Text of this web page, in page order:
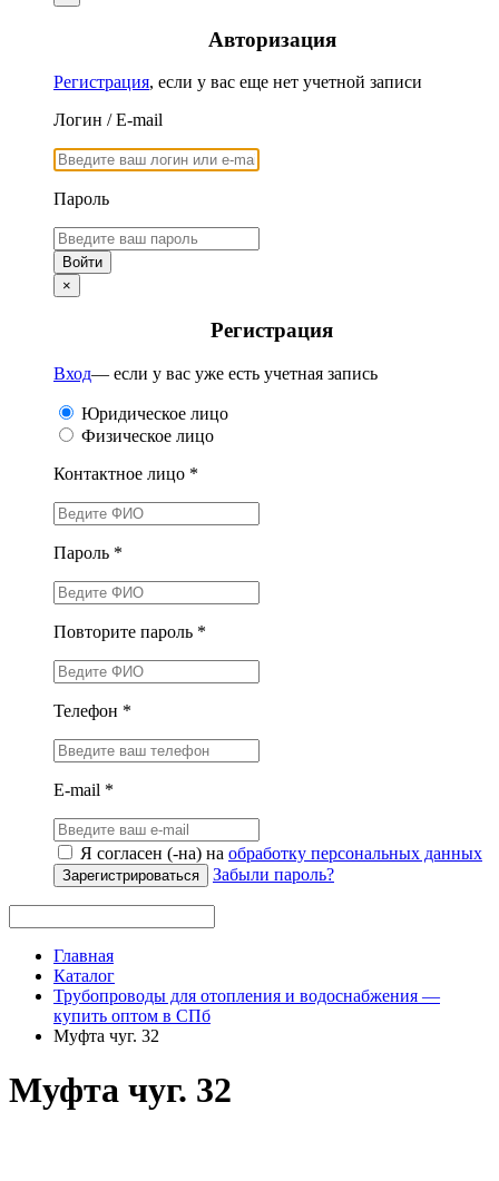
Авторизация
Регистрация, если у вас еще нет учетной записи
Логин / E-mail
Пароль
×
Регистрация
Вход— если у вас уже есть учетная запись
Юридическое лицо
Физическое лицо
Контактное лицо *
Пароль *
Повторите пароль *
Телефон *
E-mail *
Я согласен (-на) на обработку персональных данных
Зарегистрироваться Забыли пароль?
Главная
Каталог
Трубопроводы для отопления и водоснабжения —
купить оптом в СПб
Муфта чуг. 32
Муфта чуг. 32